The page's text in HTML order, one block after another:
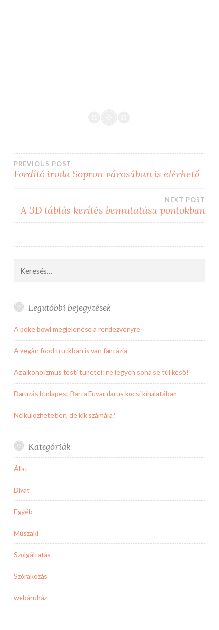
Bejegyzés
PREVIOUS POST
Fordító iroda Sopron városában is elérhető
NEXT POST
A 3D táblás kerítés bemutatása pontokban
Legutóbbi bejegyzések
A poke bowl megjelenése a rendezvényre
A vegàn food truckban is van fantázia
Az alkoholizmus testi tünetei: ne legyen soha se túl késő!
Daruzás budapest Barta Fuvar darus kocsi kínálatában
Nélkülözhetetlen, de kik számára?
Kategóriák
Állat
Divat
Egyéb
Műszaki
Szolgáltatás
Szórakozás
webáruház